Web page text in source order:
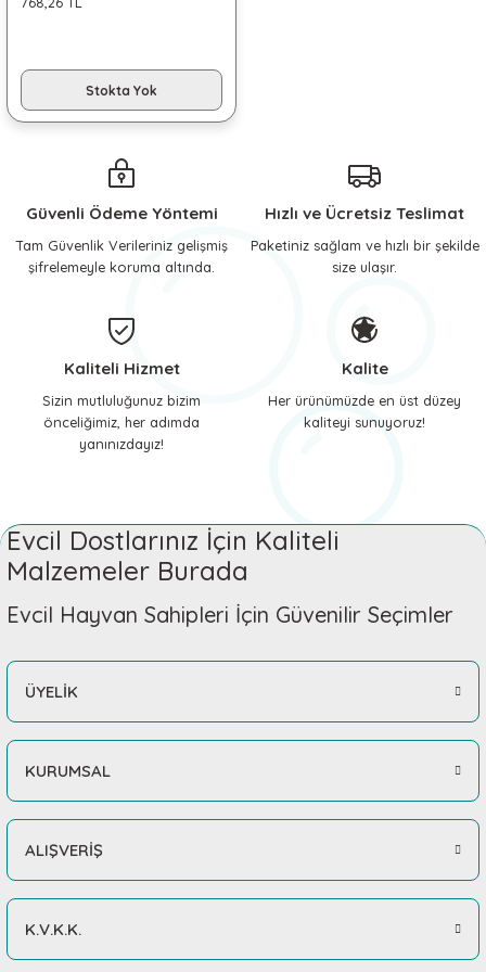
Stokta Yok
Güvenli Ödeme Yöntemi
Tam Güvenlik Verileriniz gelişmiş
şifrelemeyle koruma altında.
Hızlı ve Ücretsiz Teslimat
Paketiniz sağlam ve hızlı bir şekilde
size ulaşır.
Kaliteli Hizmet
Sizin mutluluğunuz bizim
önceliğimiz, her adımda
yanınızdayız!
Kalite
Her ürünümüzde en üst düzey
kaliteyi sunuyoruz!
Evcil Dostlarınız İçin Kaliteli
Malzemeler Burada
Evcil Hayvan Sahipleri İçin Güvenilir Seçimler
ÜYELİK
KURUMSAL
ALIŞVERİŞ
K.V.K.K.